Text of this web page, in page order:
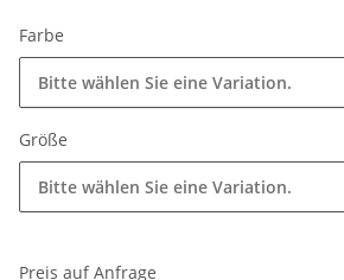
Farbe
Bitte wählen Sie eine Variation.
Größe
Bitte wählen Sie eine Variation.
Preis auf Anfrage